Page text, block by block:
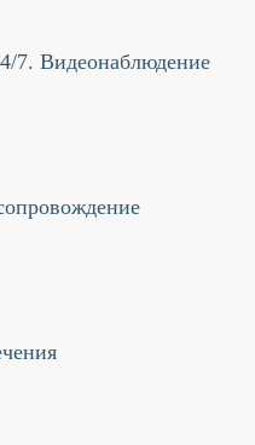
7. Видеонаблюдение